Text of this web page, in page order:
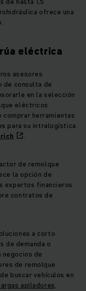
ofrece una
eléctrica
asesores
de consulta de
en la selección
eléctricos
comprar herramientas
para su intralogística
.
de remolque
la opción de
expertos financieros
contratos de
a corto
de demanda o
negocios de
de remolque
buscar vehículos en
apiladores.